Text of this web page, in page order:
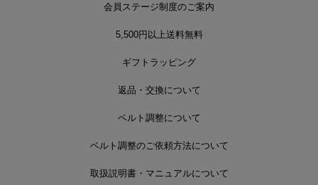
会員ステージ制度のご案内
5,500円以上送料無料
ギフトラッピング
返品・交換について
ベルト調整について
ベルト調整のご依頼方法について
取扱説明書・マニュアルについて